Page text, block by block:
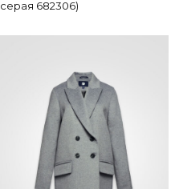
серая 682306)